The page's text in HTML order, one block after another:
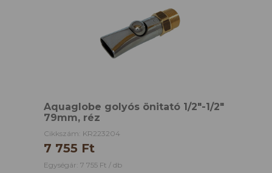
Aquaglobe golyós önitató 1/2"-1/2"
79mm, réz
Cikkszám: KR223204
7 755 Ft
Egységár: 7 755 Ft / db